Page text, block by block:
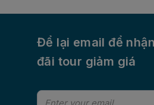
Để lại email để
đãi tour giảm giá